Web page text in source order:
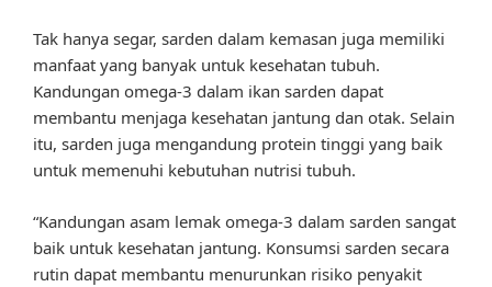
Tak hanya segar, sarden dalam kemasan juga memiliki
manfaat yang banyak untuk kesehatan tubuh.
Kandungan omega-3 dalam ikan sarden dapat
membantu menjaga kesehatan jantung dan otak. Selain
itu, sarden juga mengandung protein tinggi yang baik
untuk memenuhi kebutuhan nutrisi tubuh.
“Kandungan asam lemak omega-3 dalam sarden sangat
baik untuk kesehatan jantung. Konsumsi sarden secara
rutin dapat membantu menurunkan risiko penyakit